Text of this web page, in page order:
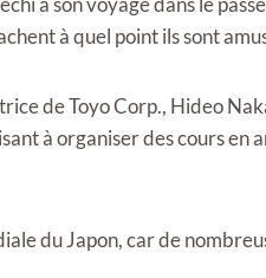
à quel point ils sont
de Toyo Corp., Hideo
à organiser des cours en
du Japon, car de